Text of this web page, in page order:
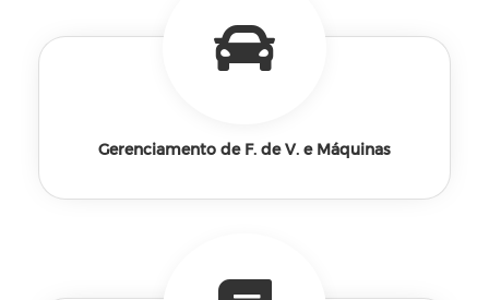
Gerenciamento de F. de V. e Máquinas